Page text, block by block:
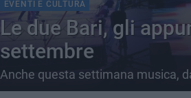
EVENTI E CULTURA
Le due Bari, gli
settembre
Anche questa settimana musica,